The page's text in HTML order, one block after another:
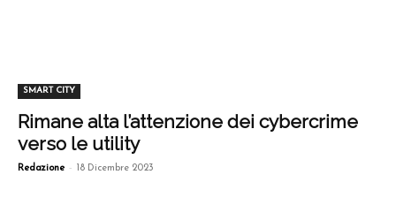
SMART CITY
Rimane alta l’attenzione dei cybercrime
verso le utility
Redazione - 18 Dicembre 2023